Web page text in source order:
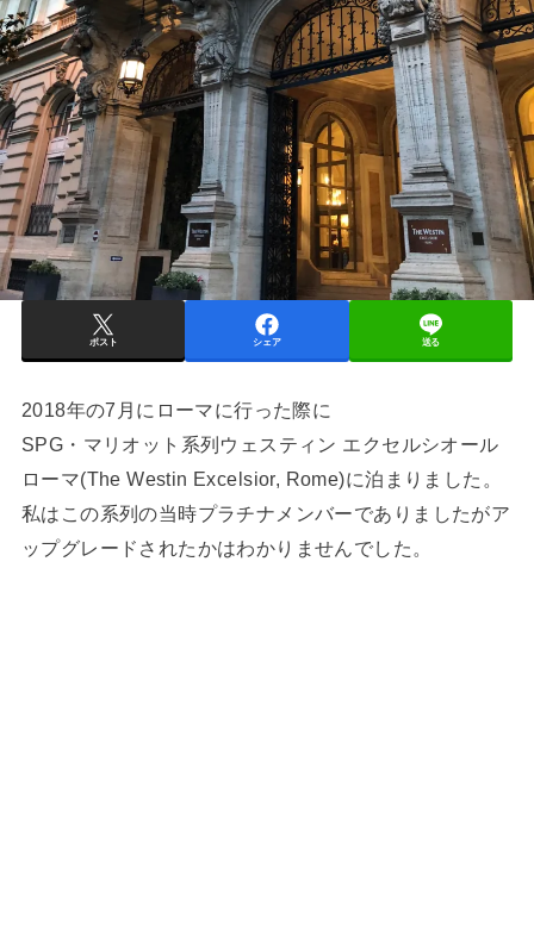
ポスト シェア 送る
2018年の7月にローマに行った際に
SPG・マリオット系列ウェスティン エクセルシオール
ローマ(The Westin Excelsior, Rome)に泊まりました。
私はこの系列の当時プラチナメンバーでありましたがア
ップグレードされたかはわかりませんでした。